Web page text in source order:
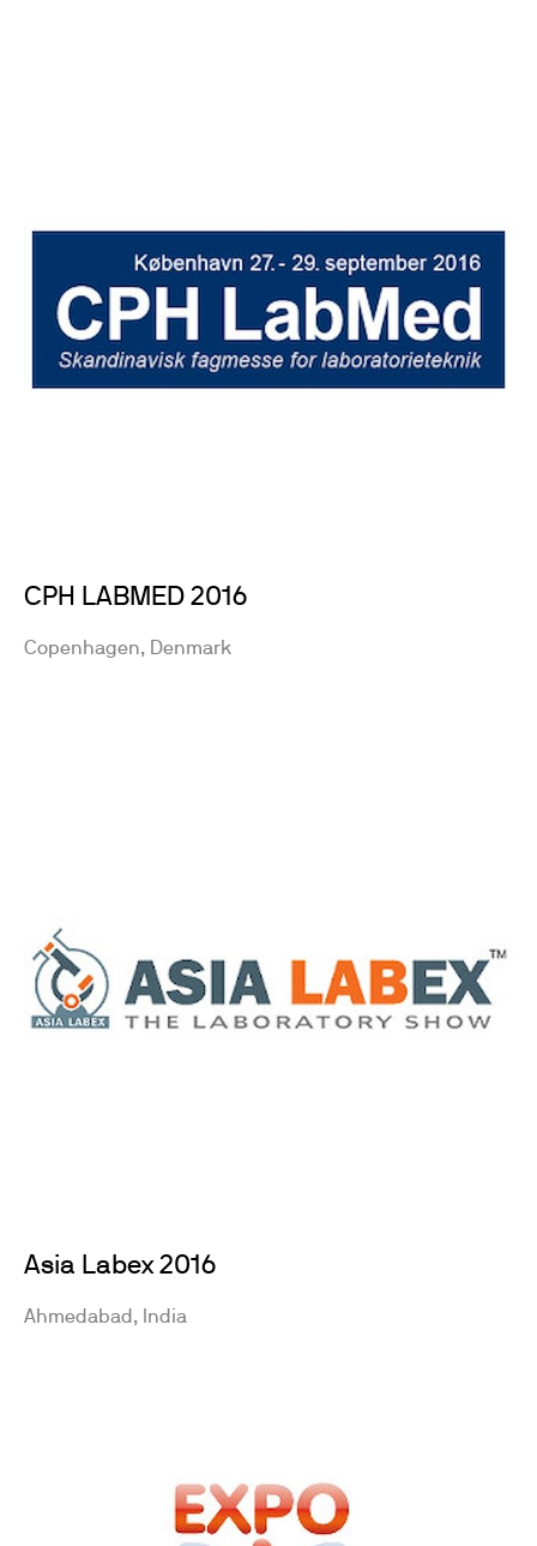
CPH LABMED 2016
Copenhagen, Denmark
Asia Labex 2016
Ahmedabad, India